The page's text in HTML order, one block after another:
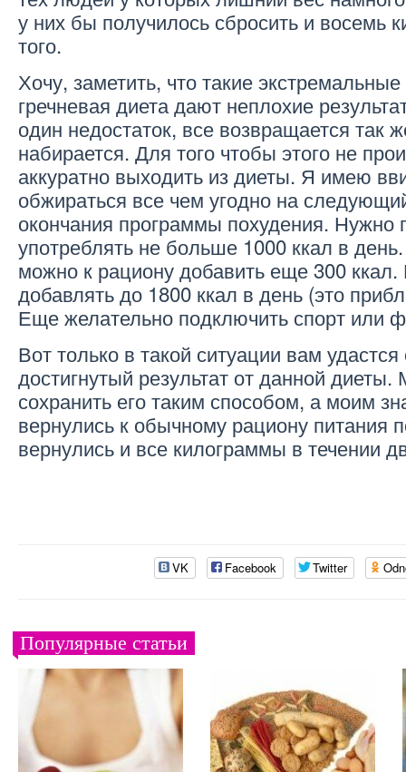
у них бы получилось сбросить и восемь
того.
Хочу, заметить, что такие
гречневая диета дают неплохие
один недостаток, все возвращается так
набирается. Для того чтобы этого не
аккуратно выходить из диеты. Я имею
обжираться все чем угодно на
окончания программы похудения.
употреблять не больше 1000 ккал в
можно к рациону добавить еще 300 ккал.
добавлять до 1800 ккал в день (это
Еще желательно подключить спорт или
Вот только в такой ситуации вам удастся
достигнутый результат от данной диеты.
сохранить его таким способом, а моим
вернулись к обычному рациону питания
вернулись и все килограммы в течении
VK Facebook Twitter
Популярные статьи